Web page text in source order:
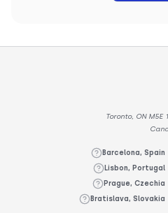
Toronto, ON
Barcelona,
Lisbon,
Prague,
Bratislava,